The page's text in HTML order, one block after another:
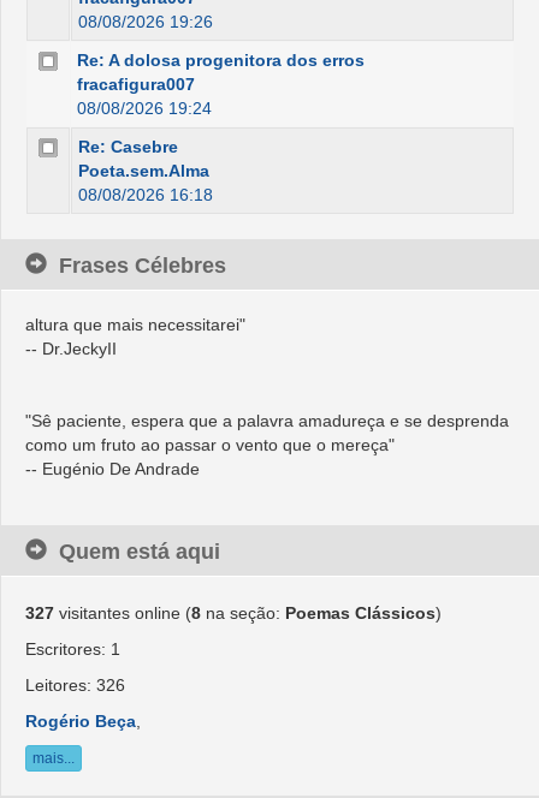
08/08/2026 19:26
Re: A dolosa progenitora dos erros
fracafigura007
08/08/2026 19:24
Re: Casebre
Poeta.sem.Alma
08/08/2026 16:18
Frases Célebres
"Ama-me quando eu menos o merecer, porque será nessa
altura que mais necessitarei"
-- Dr.JeckyII
"Sê paciente, espera que a palavra amadureça e se desprenda
como um fruto ao passar o vento que o mereça"
-- Eugénio De Andrade
"O amor e a verdade estão unidos entre si, como as faces de
uma moeda. É impossível separá-los. São as forças mais
-- Mahatma Gandhi
"Há vários motivos para não se amar uma pessoa e um só para
-- Carlos Drummond de Andrade
Quem está aqui
327 visitantes online (8 na seção: Poemas Clássicos)
Escritores: 1
Leitores: 326
Rogério Beça
mais...